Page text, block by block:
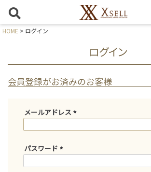
HOME ログイン
ログイン
会員登録がお済みのお客様
メールアドレス
必
)
パスワード